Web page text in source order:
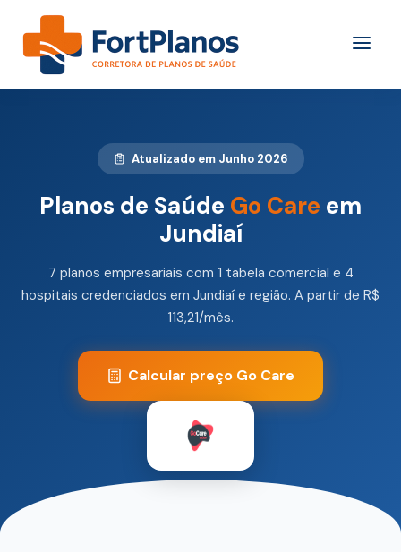
Atualizado em Junho 2026
Planos de Saúde Go Care em
Jundiaí
7 planos empresariais com 1 tabela comercial e 4
hospitais credenciados em Jundiaí e região. A partir de R$
113,21/mês.
Calcular preço Go Care